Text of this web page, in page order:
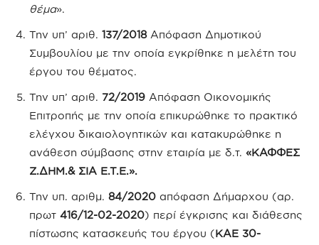
θέμα».
Την υπ’ αριθ. 137/2018 Απόφαση Δημοτικού
Συμβουλίου με την οποία εγκρίθηκε η μελέτη του
έργου του θέματος.
Την υπ’ αριθ. 72/2019 Απόφαση Οικονομικής
Επιτροπής με την οποία επικυρώθηκε το πρακτικό
ελέγχου δικαιολογητικών και κατακυρώθηκε η
ανάθεση σύμβασης στην εταιρία με δ.τ. «ΚΑΦΦΕΣ
Ζ.ΔΗΜ.& ΣΙΑ Ε.Τ.Ε.».
Την υπ. αριθμ. 84/2020 απόφαση Δήμαρχου (αρ.
πρωτ 416/12-02-2020) περί έγκρισης και διάθεσης
πίστωσης κατασκευής του έργου (ΚΑΕ 30-